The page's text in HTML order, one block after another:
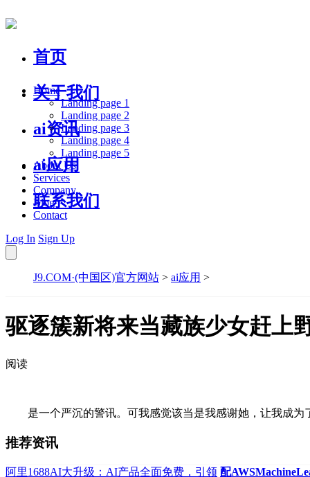
首页
关于我们
ai资讯
ai应用
联系我们
Home
Landing page 1
Landing page 2
Landing page 3
Landing page 4
Landing page 5
About Us
Services
Company
Blog
Contact
Log In Sign Up
J9.COM·(中国区)官方网站 > ai应用 >
驱逐簇新将来当藏族少女赶上
阅读
是一个严沉的警讯。可我感觉该当是我感谢她，让我成为
推荐资讯
阿里1688AI大升级：AI产品全面免费，引领 配